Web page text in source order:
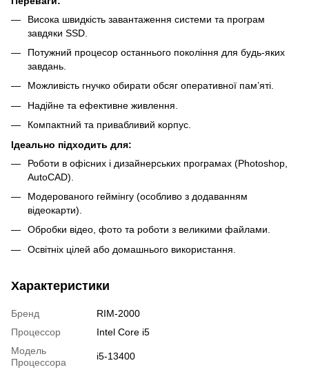
Висока швидкість завантаження системи та програм
завдяки SSD.
Потужний процесор останнього покоління для будь-яких
завдань.
Можливість гнучко обирати обсяг оперативної пам’яті.
Надійне та ефективне живлення.
Компактний та привабливий корпус.
Ідеально підходить для:
Роботи в офісних і дизайнерських програмах (Photoshop,
AutoCAD).
Модерованого геймінгу (особливо з додаванням
відеокарти).
Обробки відео, фото та роботи з великими файлами.
Освітніх цілей або домашнього використання.
Характеристики
Бренд
RIM-2000
Процессор
Intel Core i5
Модель
Процессора
i5-13400